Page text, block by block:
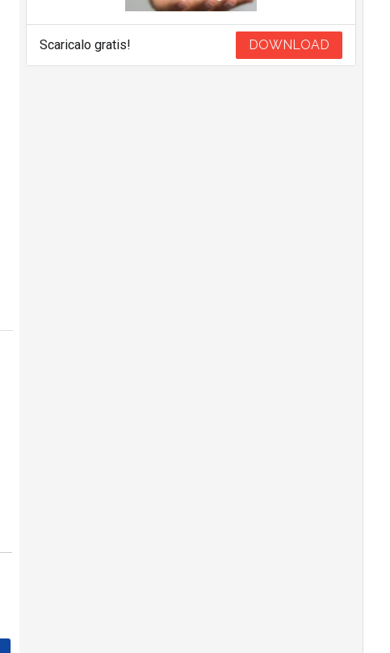
Scaricalo gratis! DOWNLOAD